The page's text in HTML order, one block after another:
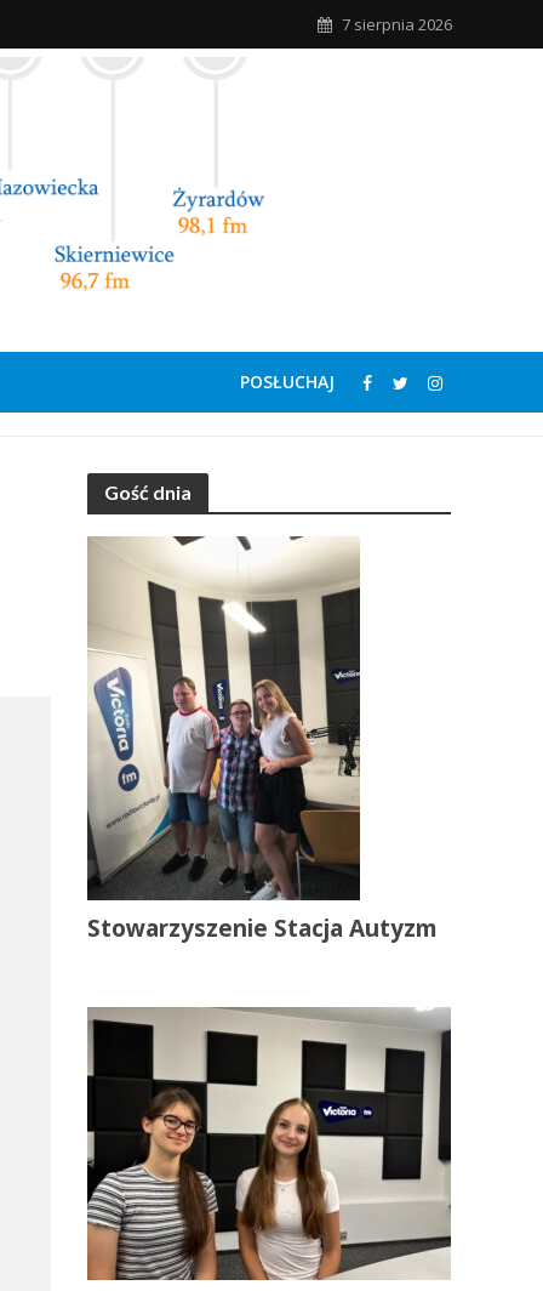
7 sierpnia 2026
POSŁUCHAJ
Gość dnia
Stowarzyszenie Stacja Autyzm